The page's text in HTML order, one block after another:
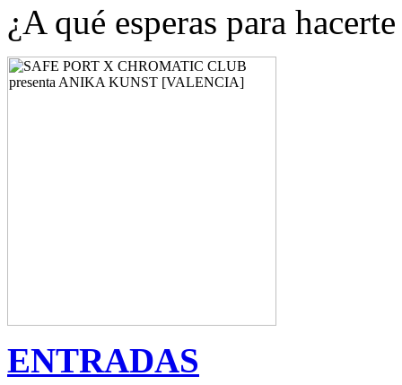
¿A qué esperas para
ENTRADAS